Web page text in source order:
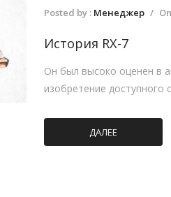
Posted by : Менеджер /
История RX-7
Он был высоко оценен в
изобретение доступного
ДАЛЕЕ